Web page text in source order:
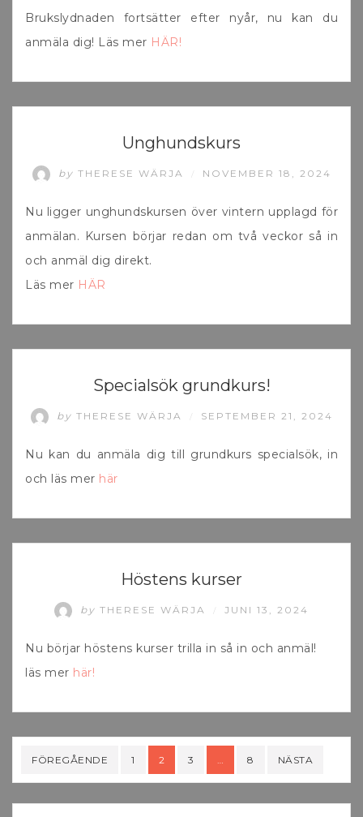
Brukslydnaden fortsätter efter nyår, nu kan du
anmäla dig! Läs mer HÄR!
Unghundskurs
by THERESE WÄRJA NOVEMBER 18, 2024
Nu ligger unghundskursen över vintern upplagd för
anmälan. Kursen börjar redan om två veckor så in
och anmäl dig direkt.
Läs mer HÄR
UNCATEGORIZEDSpecialsök grundkurs!
by THERESE WÄRJA SEPTEMBER 21, 2024
Nu kan du anmäla dig till grundkurs specialsök, in
och läs mer här
Höstens kurser
by THERESE WÄRJA JUNI 13, 2024
Nu börjar höstens kurser trilla in så in och anmäl!
läs mer här!
förFÖREGÅENDE 1 2 3 8 NÄSTA